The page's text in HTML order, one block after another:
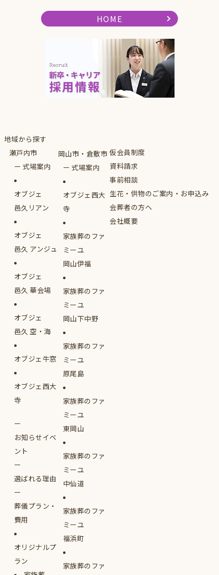
HOME
地域から探す
瀬戸内市
式場案内
オブジェ
邑久リアン
オブジェ
邑久 アンジュ
オブジェ
邑久 華会場
オブジェ
邑久 空・海
オブジェ牛窓
オブジェ西大
寺
お知らせイベ
ント
選ばれる理由
葬儀プラン・
費用
オリジナルプ
ラン
岡山市・倉敷市
式場案内
オブジェ西大
寺
家族葬のファ
ミーユ
岡山伊福
家族葬のファ
ミーユ
岡山下中野
家族葬のファ
ミーユ
原尾島
家族葬のファ
ミーユ
東岡山
家族葬のファ
ミーユ
中仙道
家族葬のファ
ミーユ
福浜町
家族葬のファ
仮会員制度
資料請求
事前相談
生花・供物のご案内・お申込み
会葬者の方へ
会社概要